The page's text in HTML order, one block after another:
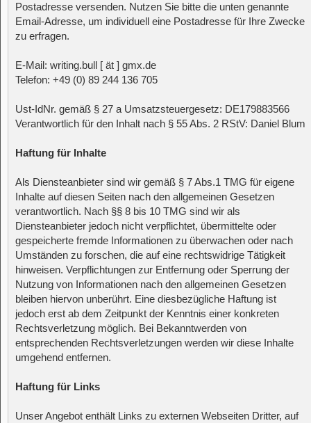
Postadresse versenden. Nutzen Sie bitte die unten genannte
Email-Adresse, um individuell eine Postadresse für Ihre Zwecke
zu erfragen.
E-Mail: writing.bull [ ät ] gmx.de
Telefon: +49 (0) 89 244 136 705
Ust-IdNr. gemäß § 27 a Umsatzsteuergesetz: DE179883566
Verantwortlich für den Inhalt nach § 55 Abs. 2 RStV: Daniel Blum
Haftung für Inhalte
Als Diensteanbieter sind wir gemäß § 7 Abs.1 TMG für eigene
Inhalte auf diesen Seiten nach den allgemeinen Gesetzen
verantwortlich. Nach §§ 8 bis 10 TMG sind wir als
Diensteanbieter jedoch nicht verpflichtet, übermittelte oder
gespeicherte fremde Informationen zu überwachen oder nach
Umständen zu forschen, die auf eine rechtswidrige Tätigkeit
hinweisen. Verpflichtungen zur Entfernung oder Sperrung der
Nutzung von Informationen nach den allgemeinen Gesetzen
bleiben hiervon unberührt. Eine diesbezügliche Haftung ist
jedoch erst ab dem Zeitpunkt der Kenntnis einer konkreten
Rechtsverletzung möglich. Bei Bekanntwerden von
entsprechenden Rechtsverletzungen werden wir diese Inhalte
umgehend entfernen.
Haftung für Links
Unser Angebot enthält Links zu externen Webseiten Dritter, auf